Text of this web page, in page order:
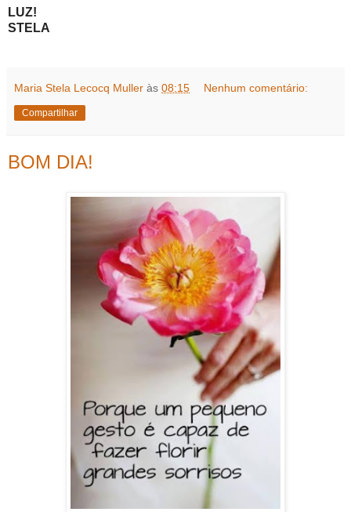
LUZ!
STELA
Maria Stela Lecocq Muller às 08:15 Nenhum comentário:
Compartilhar
BOM DIA!